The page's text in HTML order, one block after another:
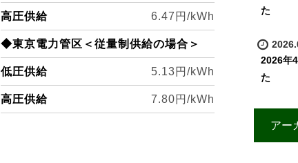
高圧供給 6.47円/kWh
◆東京電力管区＜従量制供給の場合＞
低圧供給 5.13円/kWh
高圧供給 7.80 円/kWh
た
2026年
た
アー